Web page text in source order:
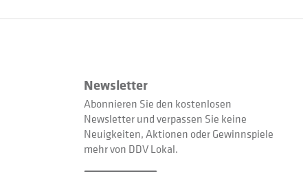
Newsletter
Abonnieren Sie den kostenlosen
Newsletter und verpassen Sie keine
Neuigkeiten, Aktionen oder Gewinnspiele
mehr von DDV Lokal.